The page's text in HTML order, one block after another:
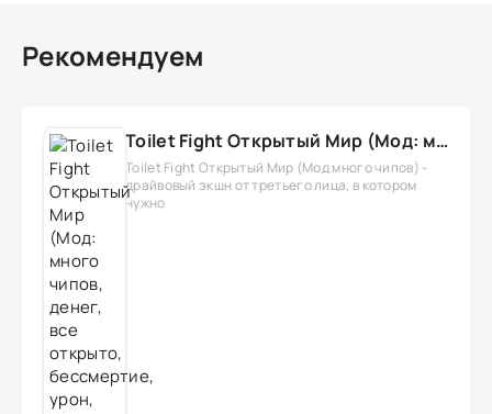
Рекомендуем
Toilet Fight Открытый Мир (Мод: много чипов, денег, все открыто, бессмертие, урон, 50+ читов)
Toilet Fight Открытый Мир (Мод много чипов) -
драйвовый экшн от третьего лица, в котором
нужно